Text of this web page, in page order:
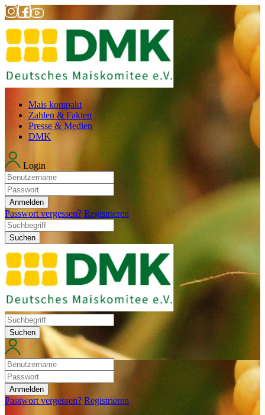
Mais kompakt
Zahlen & Fakten
Presse & Medien
DMK
Login
Anmelden
Passwort vergessen? Registrieren
Suchen
Suchen
Anmelden
Passwort vergessen? Registrieren